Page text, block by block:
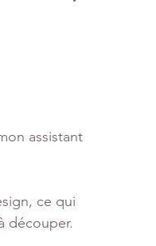
assistant
ce qui
découper.